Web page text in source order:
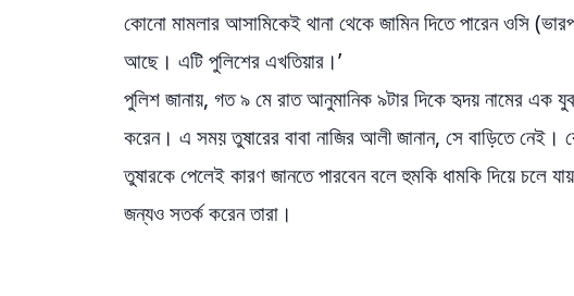
কোনো মামলার আসামিকেই থানা থেকে জামিন দিতে পারেন ওসি
আছে। এটি পুলিশের এখতিয়ার।’
পুলিশ জানায়, গত ৯ মে রাত আনুমানিক ৯টার দিকে হৃদয় নামের এক
করেন। এ সময় তুষারের বাবা নাজির আলী জানান, সে বাড়িতে
তুষারকে পেলেই কারণ জানতে পারবেন বলে হুমকি ধামকি দিয়ে চলে
জন্যও সতর্ক করেন তারা।